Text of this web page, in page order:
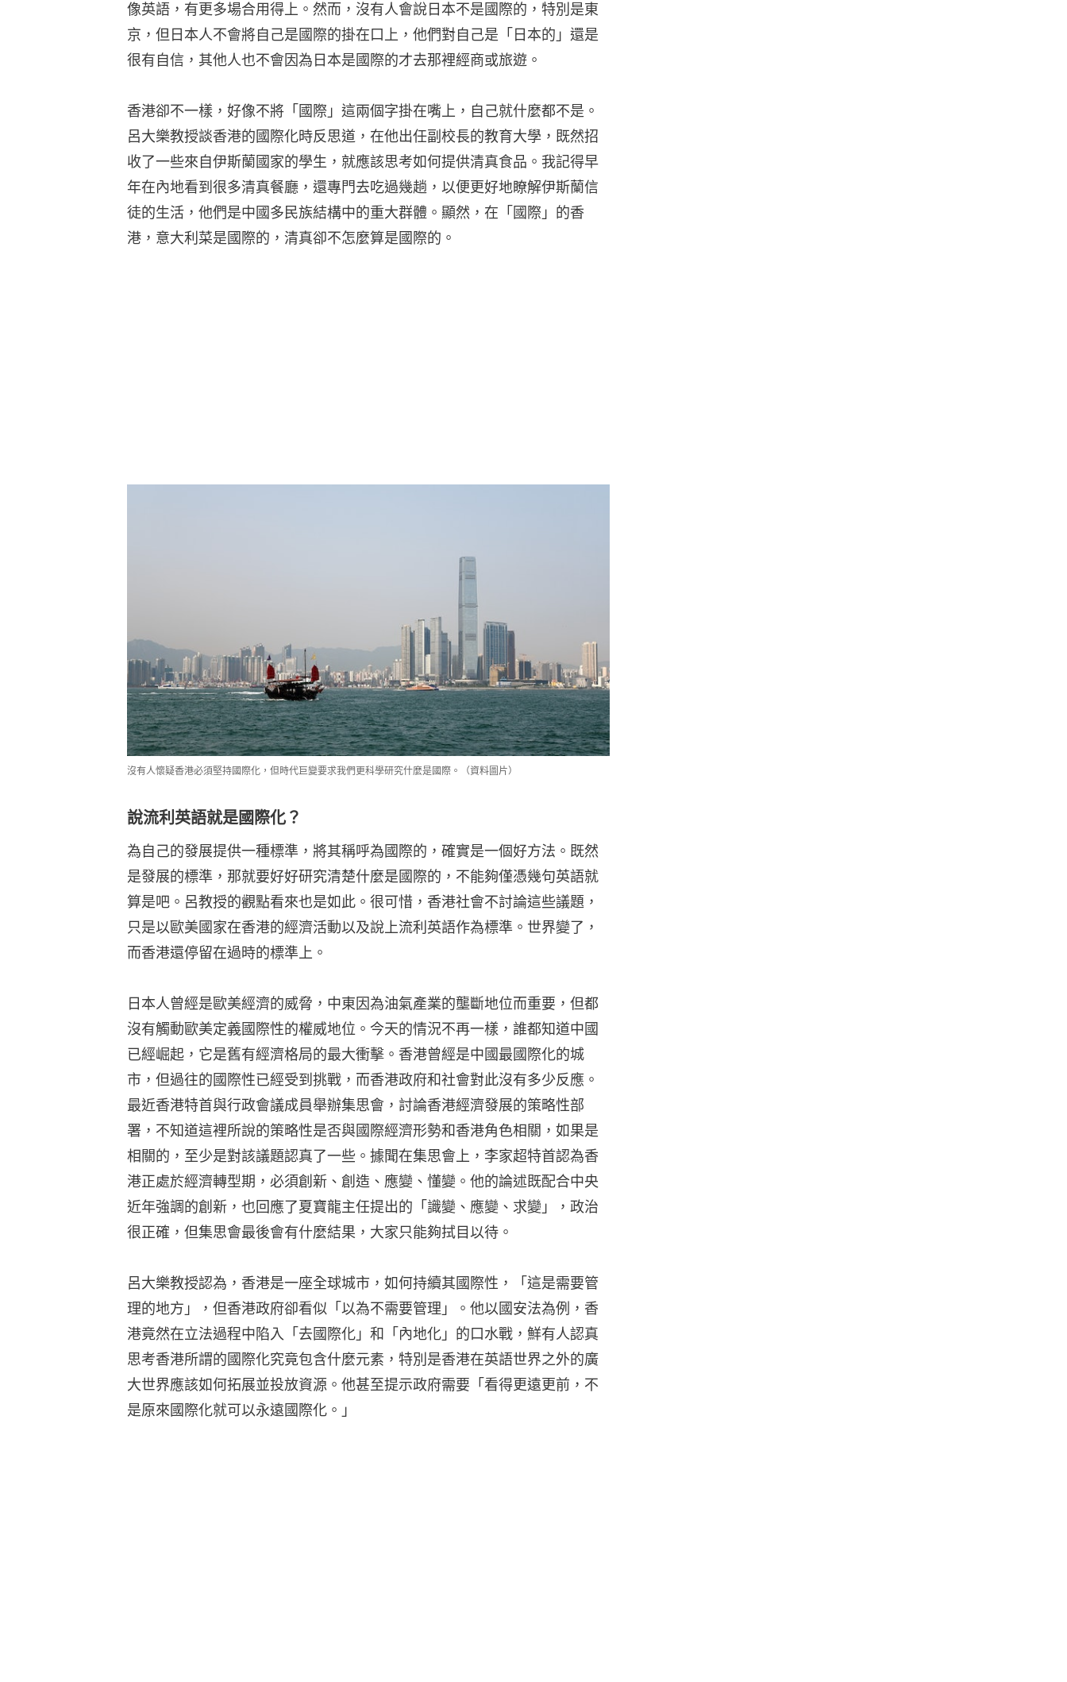
像英語，有更多場合用得上。然而，沒有人會說日本不是國際的，特別是東
京，但日本人不會將自己是國際的掛在口上，他們對自己是「日本的」還是
很有自信，其他人也不會因為日本是國際的才去那裡經商或旅遊。
香港卻不一樣，好像不將「國際」這兩個字掛在嘴上，自己就什麼都不是。
呂大樂教授談香港的國際化時反思道，在他出任副校長的教育大學，既然招
收了一些來自伊斯蘭國家的學生，就應該思考如何提供清真食品。我記得早
年在內地看到很多清真餐廳，還專門去吃過幾趟，以便更好地瞭解伊斯蘭信
徒的生活，他們是中國多民族結構中的重大群體。顯然，在「國際」的香
港，意大利菜是國際的，清真卻不怎麼算是國際的。
沒有人懷疑香港必須堅持國際化，但時代巨變要求我們更科學研究什麼是國際。（資料圖片）
說流利英語就是國際化？
為自己的發展提供一種標準，將其稱呼為國際的，確實是一個好方法。既然
是發展的標準，那就要好好研究清楚什麼是國際的，不能夠僅憑幾句英語就
算是吧。呂教授的觀點看來也是如此。很可惜，香港社會不討論這些議題，
只是以歐美國家在香港的經濟活動以及說上流利英語作為標準。世界變了，
而香港還停留在過時的標準上。
日本人曾經是歐美經濟的威脅，中東因為油氣產業的壟斷地位而重要，但都
沒有觸動歐美定義國際性的權威地位。今天的情況不再一樣，誰都知道中國
已經崛起，它是舊有經濟格局的最大衝擊。香港曾經是中國最國際化的城
市，但過往的國際性已經受到挑戰，而香港政府和社會對此沒有多少反應。
最近香港特首與行政會議成員舉辦集思會，討論香港經濟發展的策略性部
署，不知道這裡所說的策略性是否與國際經濟形勢和香港角色相關，如果是
相關的，至少是對該議題認真了一些。據聞在集思會上，李家超特首認為香
港正處於經濟轉型期，必須創新、創造、應變、懂變。他的論述既配合中央
近年強調的創新，也回應了夏寶龍主任提出的「識變、應變、求變」，政治
很正確，但集思會最後會有什麼結果，大家只能夠拭目以待。
呂大樂教授認為，香港是一座全球城市，如何持續其國際性，「這是需要管
理的地方」，但香港政府卻看似「以為不需要管理」。他以國安法為例，香
港竟然在立法過程中陷入「去國際化」和「內地化」的口水戰，鮮有人認真
思考香港所謂的國際化究竟包含什麼元素，特別是香港在英語世界之外的廣
大世界應該如何拓展並投放資源。他甚至提示政府需要「看得更遠更前，不
是原來國際化就可以永遠國際化。」